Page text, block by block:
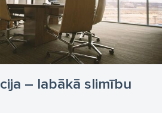
– labākā slimību